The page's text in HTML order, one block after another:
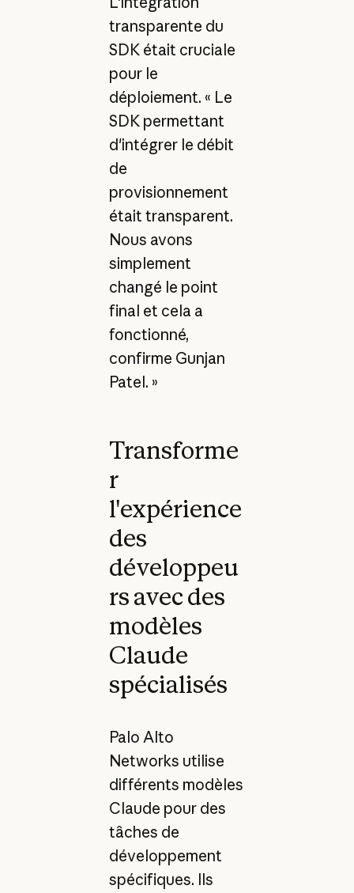
transparente du
SDK était cruciale
pour le
déploiement. « Le
SDK permettant
d'intégrer le débit
de
provisionnement
était transparent.
Nous avons
simplement
changé le point
final et cela a
fonctionné,
confirme Gunjan
Patel. »
Transforme
r
l'expérience
des
développeu
rs avec des
modèles
Claude
spécialisés
Palo Alto
Networks utilise
différents modèles
Claude pour des
tâches de
développement
spécifiques. Ils